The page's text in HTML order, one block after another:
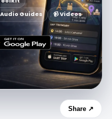
Audio Guides 📹 Videos
Share ↗